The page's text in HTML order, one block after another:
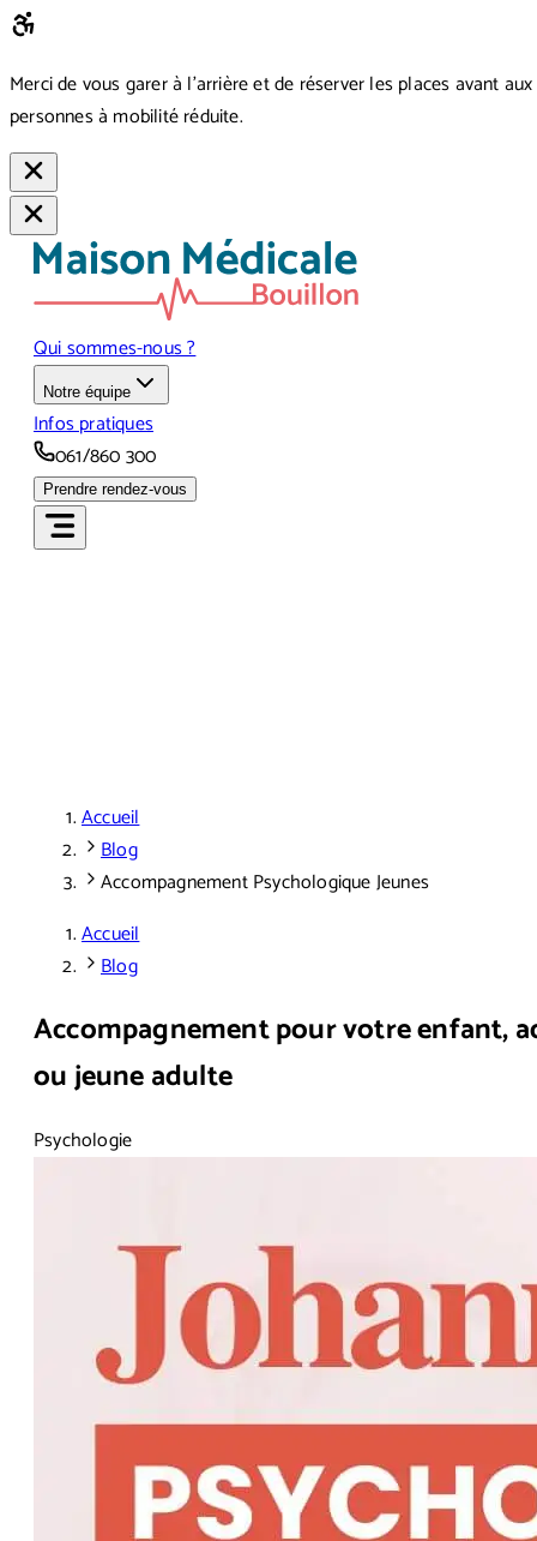
Merci de vous garer à l’arrière et de réserver les places avant aux
personnes à mobilité réduite.
Qui sommes-nous ?
Notre équipe
Infos pratiques
061/860 300
Prendre rendez-vous
Accueil
Blog
Accompagnement Psychologique Jeunes
Accueil
Blog
Accompagnement pour votre enfant,
ou jeune adulte
Psychologie